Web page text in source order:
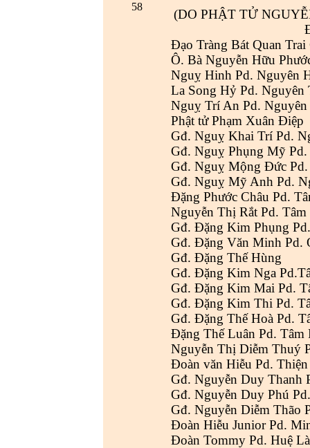
58
(DO PHẬT TỬ
Đạo Tràng Bát Quan
Ô. Bà Nguyễn Hữu
Nguỵ Hinh Pd. Nguyên
La Song Hỷ Pd. Nguyên
Nguỵ Trí An Pd.
Phật tử Phạm Xuân Điệp
Gđ. Nguỵ Khai Trí Pd.
Gđ. Nguỵ Phụng Mỹ Pd.
Gđ. Nguỵ Mộng Đức
Gđ. Nguỵ Mỹ Anh Pd.
Đặng Phước Châu Pd.
Nguyễn Thị Rắt Pd. Tâm
Gđ. Đặng Kim Phụng
Gđ. Đặng Văn Minh Pd.
Gđ. Đặng Thế Hùng
Gđ. Đặng Kim Nga
Gđ. Đặng Kim Mai Pd.
Gđ. Đặng Kim Thi Pd.
Gđ. Đặng Thế Hoà Pd.
Đặng Thế Luân Pd. Tâm
Nguyễn Thị Diễm Thuý
Đoàn văn Hiễu Pd. Thiện
Gđ. Nguyễn Duy Thanh
Gđ. Nguyễn Duy Phú
Gđ. Nguyễn Diễm Thão
Đoàn Hiễu Junior Pd.
Đoàn Tommy Pd. Huệ